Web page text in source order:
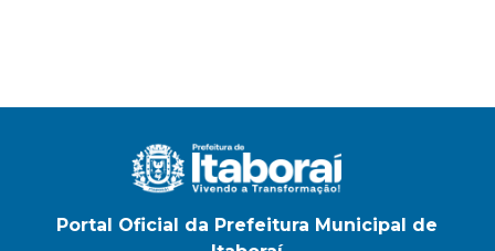
Portal Oficial da Prefeitura Municipal de